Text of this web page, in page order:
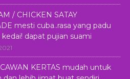
/ CHICKEN SATAY
mesti cuba..rasa yang padu
dapat pujian suami
KERTAS mudah untuk